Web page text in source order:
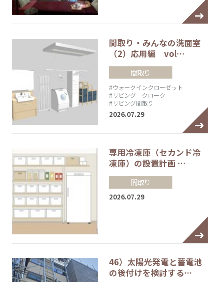
間取り・みんなの洗面室
（2）応用編 vol…
間取り
#ウォークインクローゼット
#リビング クローク
#リビング間取り
2026.07.29
専用冷凍庫（セカンド冷
凍庫）の設置計画 …
間取り
2026.07.29
46）太陽光発電と蓄電池
の後付けを検討する…